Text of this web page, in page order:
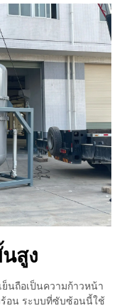
สูง
ย็นถือเป็นความก้าวหน้า
ร้อน ระบบที่ซับซ้อนนี้ใช้